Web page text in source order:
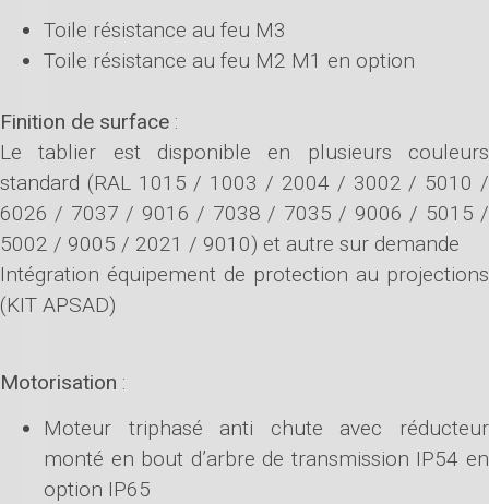
Toile résistance au feu M3
Toile résistance au feu M2 M1 en option
Finition de surface :
Le tablier est disponible en plusieurs couleurs
standard (RAL 1015 / 1003 / 2004 / 3002 / 5010 /
6026 / 7037 / 9016 / 7038 / 7035 / 9006 / 5015 /
5002 / 9005 / 2021 / 9010) et autre sur demande
Intégration équipement de protection au projections
(KIT APSAD)
Motorisation :
Moteur triphasé anti chute avec réducteur
monté en bout d’arbre de transmission IP54 en
option IP65